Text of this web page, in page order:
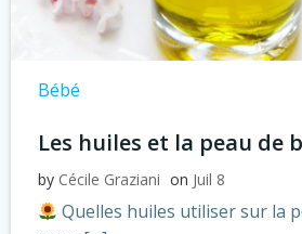
Bébé
Les huiles et la peau de
by Cécile Graziani on Juil 8
Quelles huiles utiliser sur la